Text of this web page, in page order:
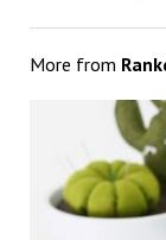
More from